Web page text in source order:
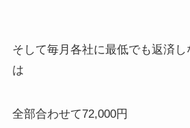
そして毎月各社に最低でも返済
は
全部合わせて72,000円